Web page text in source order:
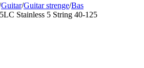
Guitar/Guitar strenge/Bas
Stainless 5 String 40-125